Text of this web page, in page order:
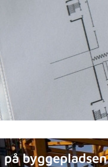
på byggepladsen